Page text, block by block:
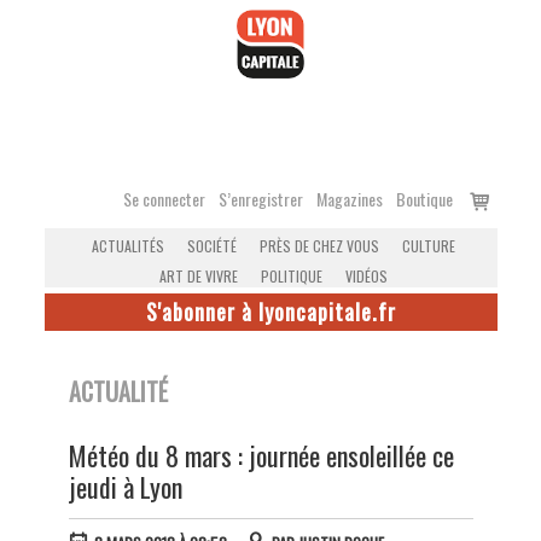
Se connecter S’enregistrer Magazines Boutique
Voir
ACTUALITÉS SOCIÉTÉ PRÈS DE CHEZ VOUS
CULTURE
ART DE VIVRE
POLITIQUE VIDÉOS
S'abonner à lyoncapitale.fr
ACTUALITÉ
Météo du 8 mars : journée ensoleillée ce
jeudi à Lyon